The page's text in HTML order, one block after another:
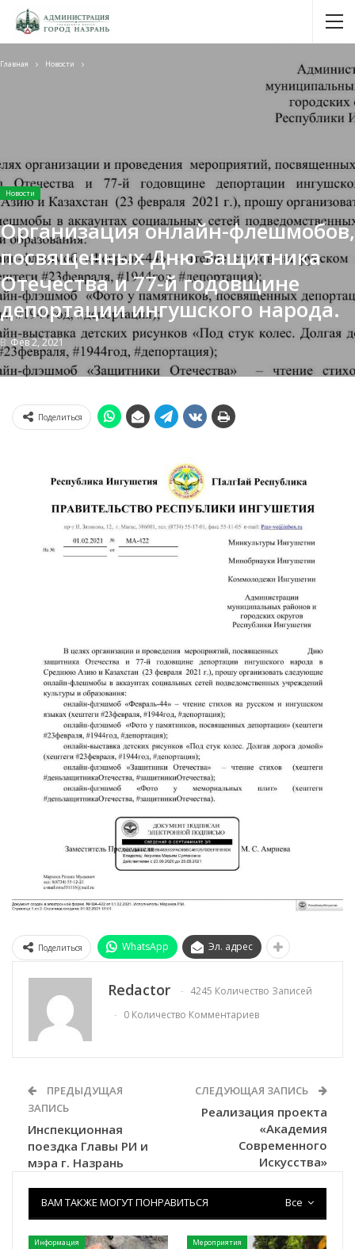
Главная Новости
Новости
Организация онлайн-флешмобов,
посвященных Дню Защитника
Отечества и 77-й годовщине
депортации ингушского народа.
ВФев 2, 2021
Поделиться
Поделиться WhatsApp Эл. адрес
Redactor
4245 Количество Записей
0 Количество Комментариев
ПРЕДЫДУЩАЯ
ЗАПИСЬ
Инспекционная
поездка Главы РИ и
мэра г. Назрань
СЛЕДУЮЩАЯ ЗАПИСЬ
Реализация проекта
«Академия
Современного
Искусства»
Все
ВАМ ТАКЖЕ МОГУТ ПОНРАВИТЬСЯ
Информация Мероприятия